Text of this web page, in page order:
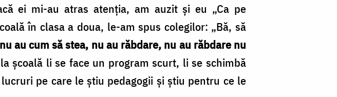
ei mi­-au atras atenția, am auzit și eu „Ca pe
în clasa a doua, le­-am spus colegilor: „Bă, să
au cum să stea, nu au răbdare, nu au răbdare nu
școală li se face un program scurt, li se schimbă
pe care le știu pedagogii și știu pentru ce le